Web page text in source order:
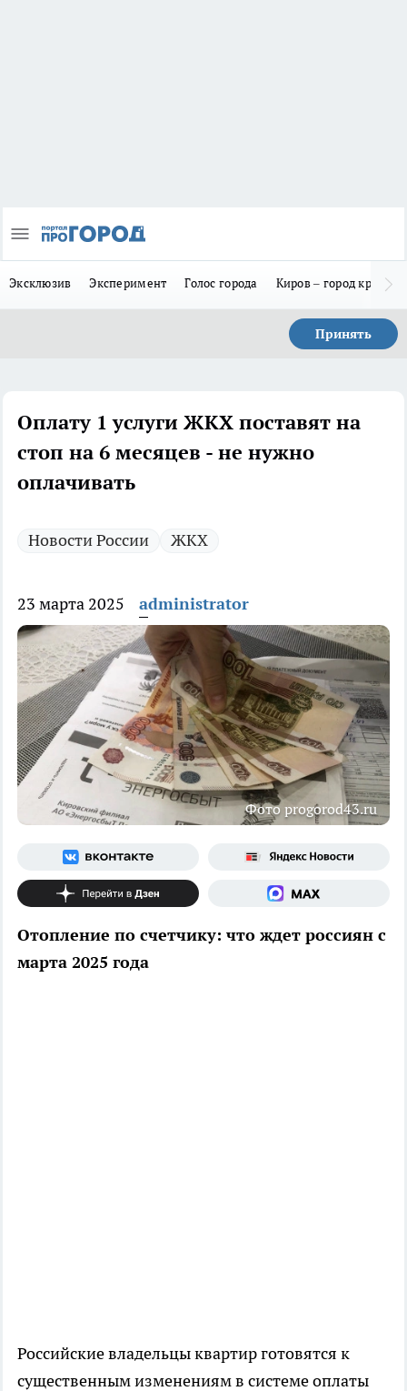
Эксклюзив Эксперимент Голос города Киров – город
Принять
Оплату 1 услуги ЖКХ поставят на
стоп на 6 месяцев - не нужно
оплачивать
Новости России ЖКХ
23 марта 2025 administrator
Фото progorod43.ru
Отопление по счетчику: что ждет россиян с
марта 2025 года
Российские владельцы квартир готовятся к
существенным изменениям в системе оплаты